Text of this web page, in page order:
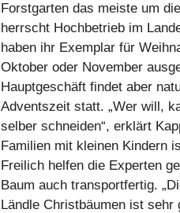
Forstgarten das meiste um
herrscht Hochbetrieb im
haben ihr Exemplar für
Oktober oder November
Hauptgeschäft findet aber
Adventszeit statt. „Wer will,
selber schneiden“, erklärt
Familien mit kleinen Kindern
Freilich helfen die Experten
Baum auch transportfertig.
Ländle Christbäumen ist sehr